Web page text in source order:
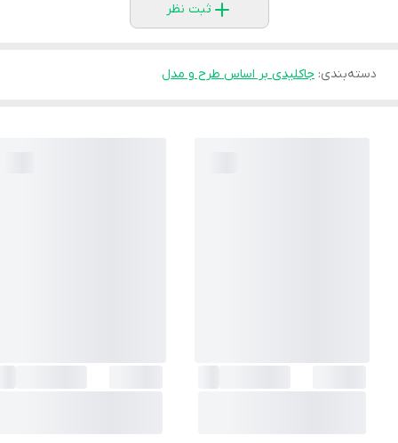
ثبت نظر
دسته‌بندی: جاکلیدی بر اساس طرح و مدل